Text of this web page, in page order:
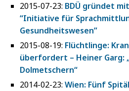
2015-07-23: BDÜ gründet
“Initiative für
Gesundheitswesen”
2015-08-19: Flüchtlinge:
überfordert – Heiner Garg:
Dolmetschern“
2014-02-23: Wien: Fünf